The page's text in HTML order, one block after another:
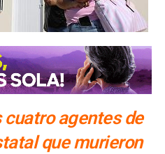
deAxtla de
persona proviene del
.
a familias de elementos
cuatro agentes de
que murieron